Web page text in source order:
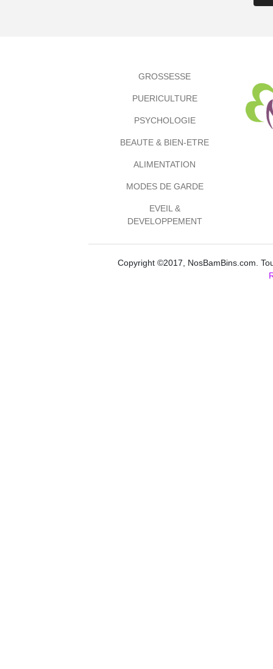
GROSSESSE
PUERICULTURE
PSYCHOLOGIE
BEAUTE & BIEN-ETRE
ALIMENTATION
MODES DE GARDE
EVEIL &
DEVELOPPEMENT
Copyright ©2017, NosBamBins.com.